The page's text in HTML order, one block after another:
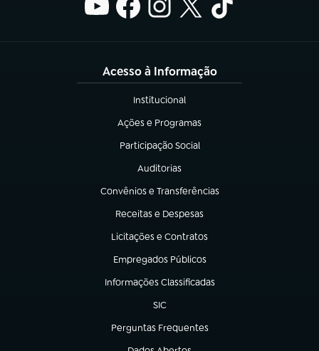
Acesso à Informação
Institucional
(abre em nova aba)
Ações e Programas
(abre em nova aba)
Participação Social
(abre em nova aba)
Auditorias
(abre em nova aba)
Convênios e Transferências
(abre em nova aba)
Receitas e Despesas
(abre em nova aba)
Licitações e Contratos
(abre em nova aba)
Empregados Públicos
(abre em nova aba)
Informações Classificadas
(abre em nova aba)
SIC
(abre em nova aba)
Perguntas Frequentes
(abre em nova aba)